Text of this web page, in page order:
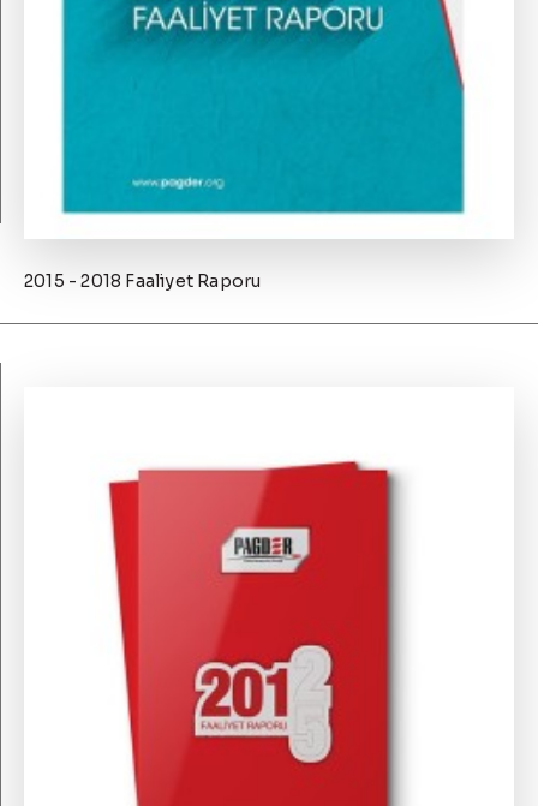
2015 - 2018 Faaliyet Raporu